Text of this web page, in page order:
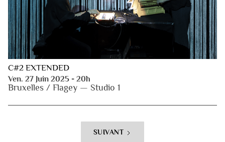
C#2 EXTENDED
Ven. 27 Juin 2025 - 20h
Bruxelles / Flagey — Studio 1
SUIVANT